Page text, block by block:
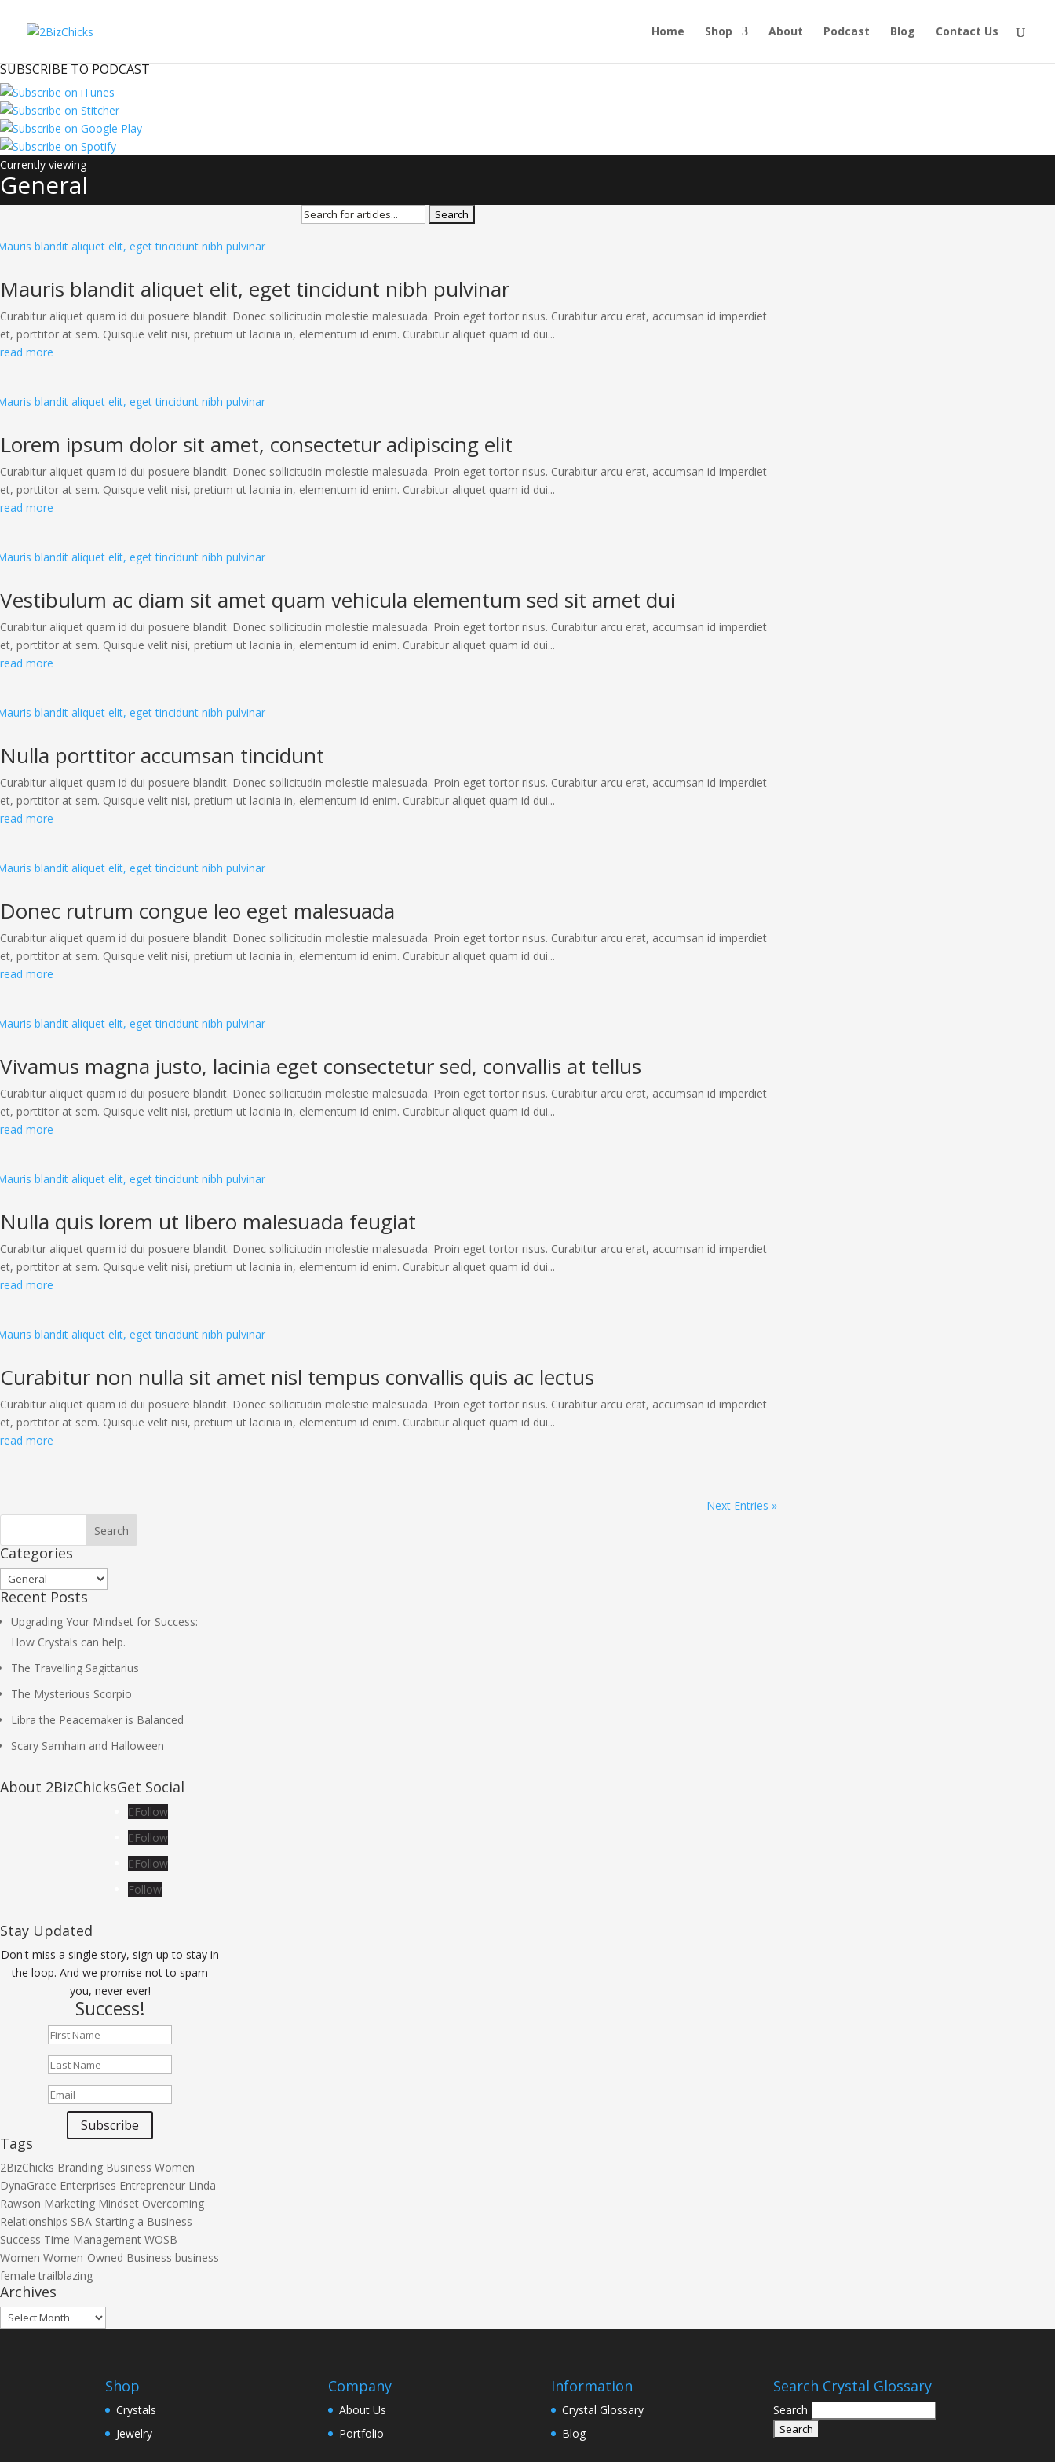
Home Shop About Podcast Blog Contact Us
SUBSCRIBE TO PODCAST
General
Search
Mauris blandit aliquet elit, eget tincidunt nibh pulvinar
Curabitur aliquet quam id dui posuere blandit. Donec sollicitudin molestie malesuada. Proin eget tortor risus. Curabitur arcu erat, accumsan id imperdiet
et, porttitor at sem. Quisque velit nisi, pretium ut lacinia in, elementum id enim. Curabitur aliquet quam id dui...
read more
Lorem ipsum dolor sit amet, consectetur adipiscing elit
Curabitur aliquet quam id dui posuere blandit. Donec sollicitudin molestie malesuada. Proin eget tortor risus. Curabitur arcu erat, accumsan id imperdiet
et, porttitor at sem. Quisque velit nisi, pretium ut lacinia in, elementum id enim. Curabitur aliquet quam id dui...
read more
Vestibulum ac diam sit amet quam vehicula elementum sed sit amet dui
Curabitur aliquet quam id dui posuere blandit. Donec sollicitudin molestie malesuada. Proin eget tortor risus. Curabitur arcu erat, accumsan id imperdiet
et, porttitor at sem. Quisque velit nisi, pretium ut lacinia in, elementum id enim. Curabitur aliquet quam id dui...
read more
Nulla porttitor accumsan tincidunt
Curabitur aliquet quam id dui posuere blandit. Donec sollicitudin molestie malesuada. Proin eget tortor risus. Curabitur arcu erat, accumsan id imperdiet
et, porttitor at sem. Quisque velit nisi, pretium ut lacinia in, elementum id enim. Curabitur aliquet quam id dui...
read more
Donec rutrum congue leo eget malesuada
Curabitur aliquet quam id dui posuere blandit. Donec sollicitudin molestie malesuada. Proin eget tortor risus. Curabitur arcu erat, accumsan id imperdiet
et, porttitor at sem. Quisque velit nisi, pretium ut lacinia in, elementum id enim. Curabitur aliquet quam id dui...
read more
Vivamus magna justo, lacinia eget consectetur sed, convallis at tellus
Curabitur aliquet quam id dui posuere blandit. Donec sollicitudin molestie malesuada. Proin eget tortor risus. Curabitur arcu erat, accumsan id imperdiet
et, porttitor at sem. Quisque velit nisi, pretium ut lacinia in, elementum id enim. Curabitur aliquet quam id dui...
read more
Nulla quis lorem ut libero malesuada feugiat
Curabitur aliquet quam id dui posuere blandit. Donec sollicitudin molestie malesuada. Proin eget tortor risus. Curabitur arcu erat, accumsan id imperdiet
et, porttitor at sem. Quisque velit nisi, pretium ut lacinia in, elementum id enim. Curabitur aliquet quam id dui...
read more
Curabitur non nulla sit amet nisl tempus convallis quis ac lectus
Curabitur aliquet quam id dui posuere blandit. Donec sollicitudin molestie malesuada. Proin eget tortor risus. Curabitur arcu erat, accumsan id imperdiet
et, porttitor at sem. Quisque velit nisi, pretium ut lacinia in, elementum id enim. Curabitur aliquet quam id dui...
read more
Next Entries »
Categories
Categories
Recent Posts
Upgrading Your Mindset for Success:
How Crystals can help.
The Travelling Sagittarius
The Mysterious Scorpio
Libra the Peacemaker is Balanced
Scary Samhain and Halloween
About 2BizChicksGet Social
Follow
Follow
Follow
Follow
Stay Updated
Don't miss a single story, sign up to stay in
the loop. And we promise not to spam
you, never ever!
Success!
Subscribe
Tags
2BizChicks Branding Business Women
DynaGrace Enterprises Entrepreneur Linda
Rawson Marketing Mindset Overcoming
Relationships SBA Starting a Business
Success Time Management WOSB
Women Women-Owned Business business
female trailblazing
Archives
Archives
Shop
Crystals
Jewelry
Company
About Us
Portfolio
Information
Crystal Glossary
Blog
Search Crystal Glossary
Search